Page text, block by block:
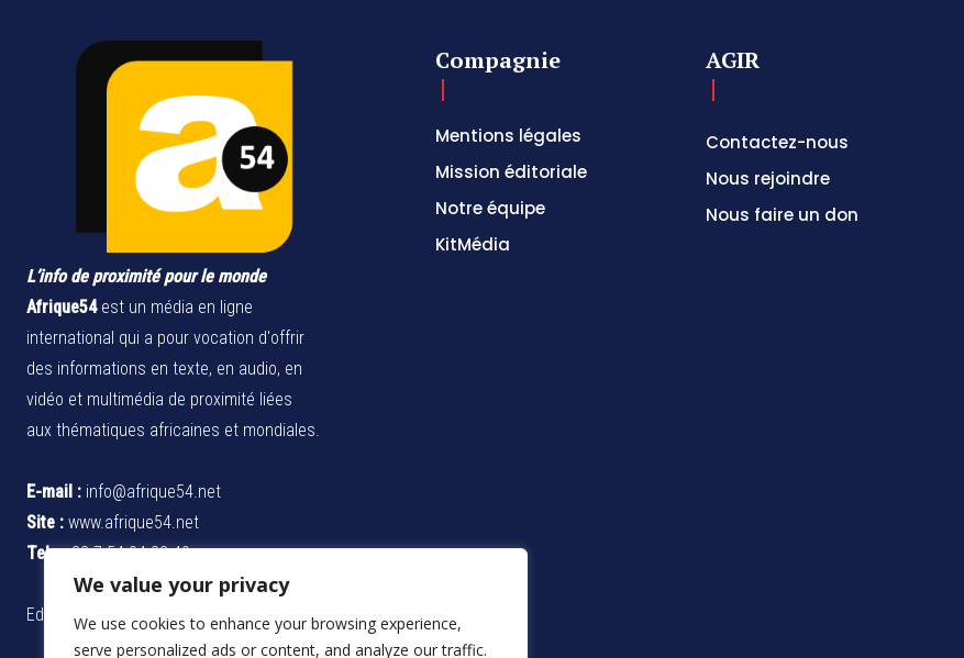
We value your privacy
We use cookies to enhance your browsing experience,
serve personalized ads or content, and analyze our traffic.
L’info de proximité pour le monde
Afrique54est un média en ligne
international qui a pour vocation d'offrir
des informations en texte, en audio, en
vidéo et multimédia de proximité liées
aux thématiques africaines et mondiales.
E-mail : info@afrique54.net
Site : www.afrique54.net
Tel :+33 7 54 04 32 40
Edité par GROUPE AFRIQUE54 SARL
Compagnie
Mentions légales
Mission éditoriale
Notre équipe
KitMédia
AGIR
Contactez-nous
Nous rejoindre
Nous faire un don